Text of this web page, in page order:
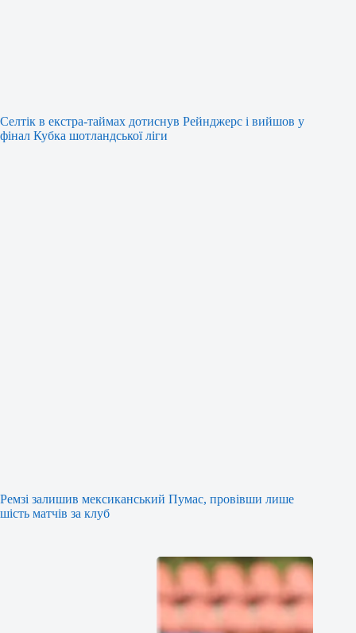
Селтік в екстра-таймах дотиснув Рейнджерс і вийшов у
фінал Кубка шотландської ліги
Ремзі залишив мексиканський Пумас, провівши лише
шість матчів за клуб